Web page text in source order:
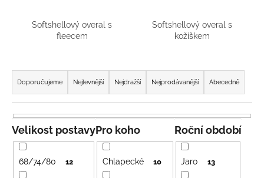
Softshellový overal s
fleecem
Softshellový overal s
kožíškem
Ř
a
z
e
n
í
p
Doporučujeme Nejlevnější Nejdražší Nejprodávanější Abecedně
Pro koho
Chlapecké 10
Roční období
Jaro 13
Velikost postavy
68/74/80 12
D
o
p
o